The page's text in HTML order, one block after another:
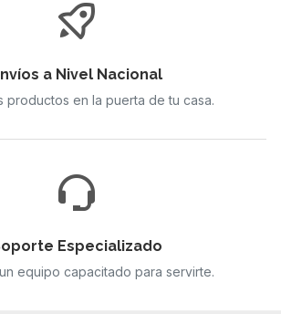
a Nivel Nacional
productos en la puerta de tu casa.
Especializado
equipo capacitado para servirte.